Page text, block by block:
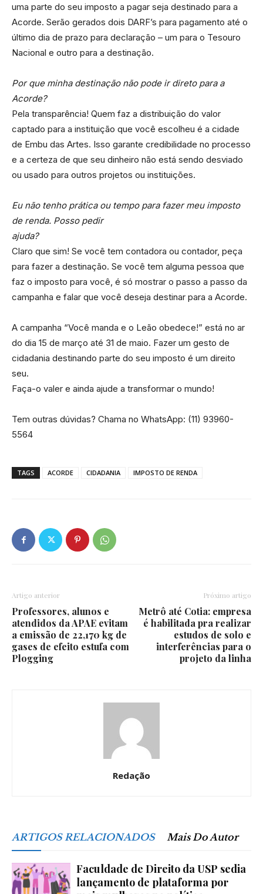
uma parte do seu imposto a pagar seja destinado para a
Acorde. Serão gerados dois DARF’s para pagamento até o
último dia de prazo para declaração – um para o Tesouro
Nacional e outro para a destinação.
Por que minha destinação não pode ir direto para a
Acorde?
Pela transparência! Quem faz a distribuição do valor
captado para a instituição que você escolheu é a cidade
de Embu das Artes. Isso garante credibilidade no processo
e a certeza de que seu dinheiro não está sendo desviado
ou usado para outros projetos ou instituições.
Eu não tenho prática ou tempo para fazer meu imposto
de renda. Posso pedir
ajuda?
Claro que sim! Se você tem contadora ou contador, peça
para fazer a destinação. Se você tem alguma pessoa que
faz o imposto para você, é só mostrar o passo a passo da
campanha e falar que você deseja destinar para a Acorde.
A campanha “Você manda e o Leão obedece!” está no ar
do dia 15 de março até 31 de maio. Fazer um gesto de
cidadania destinando parte do seu imposto é um direito
seu.
Faça-o valer e ainda ajude a transformar o mundo!
Tem outras dúvidas? Chama no WhatsApp: (11) 93960-
5564
TAGS ACORDE CIDADANIA IMPOSTO DE RENDA
Artigo anterior
Professores, alunos e
atendidos da APAE evitam
a emissão de 22,170 kg de
gases de efeito estufa com
Plogging
Próximo artigo
Metrô até Cotia: empresa
é habilitada pra realizar
estudos de solo e
interferências para o
projeto da linha
Redação
ARTIGOS RELACIONADOS Mais Do Autor
Faculdade de Direito da USP sedia
lançamento de plataforma por